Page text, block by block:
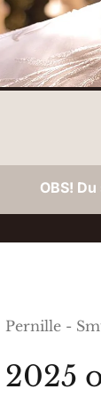
OBS!
Pernille -
2025